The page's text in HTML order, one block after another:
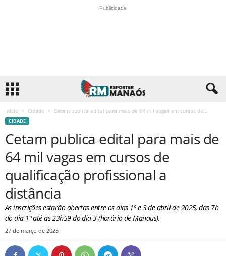
Publicidade
Início Cidade Cetam publica edital para mais de 64 mil vagas em cursos de...
CIDADE
Cetam publica edital para mais de
64 mil vagas em cursos de
qualificação profissional a
distância
As inscrições estarão abertas entre os dias 1º e 3 de abril de 2025, das 7h
do dia 1º até as 23h59 do dia 3 (horário de Manaus).
27 de março de 2025